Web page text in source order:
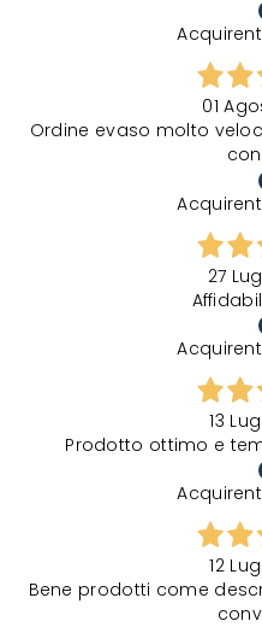
01
Ordine evaso molto
27
13
Prodotto ottimo e
12
Bene prodotti come